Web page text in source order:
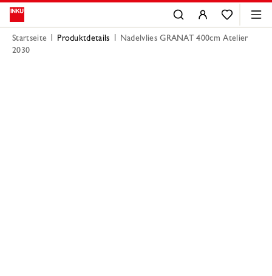
Startseite Produktdetails
Nadelvlies GRANAT 400cm Atelier
2030